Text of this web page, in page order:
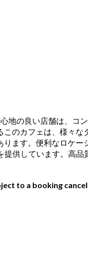
地の良い店舗は、
のカフェは、様々
ます。便利なロケ
供しています。高
to a booking